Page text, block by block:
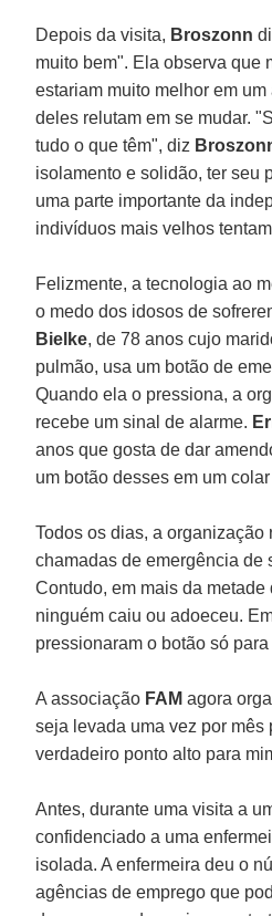
Depois da visita, Broszonn
muito bem". Ela observa que
estariam muito melhor em
deles relutam em se mudar.
tudo o que têm", diz
isolamento e solidão, ter seu
uma parte importante da
indivíduos mais velhos
Felizmente, a tecnologia ao
o medo dos idosos de
Bielke, de 78 anos cujo
pulmão, usa um botão de
Quando ela o pressiona, a
recebe um sinal de alarme.
anos que gosta de dar
um botão desses em um
Todos os dias, a organização
chamadas de emergência de
Contudo, em mais da metade
ninguém caiu ou adoeceu.
pressionaram o botão só
A associação FAM agora
seja levada uma vez por mês
verdadeiro ponto alto para
Antes, durante uma visita a
confidenciado a uma
isolada. A enfermeira deu o
agências de emprego que